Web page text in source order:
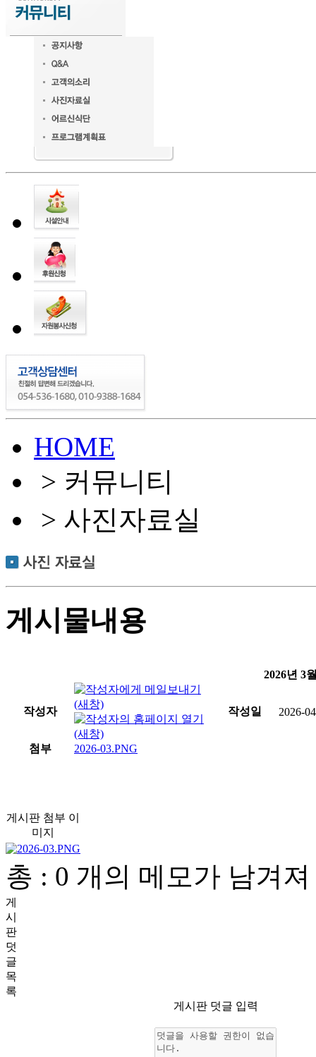
HOME
> 커뮤니티
> 사진자료실
게시물내용
2026년 3
작성자 작성일 2026-
첨부 2026-03.PNG
게시판 첨부 이
미지
총 : 0 개의 메모가 남겨
게
시
판
덧
글
목
록
게시판 덧글 입력